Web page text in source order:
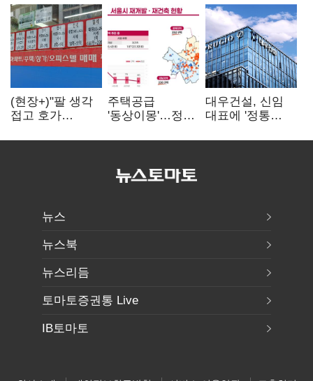
(현장+)"팔 생각
접고 호가
똘똘한 한 채'
주택공급
'동상이몽'…정부
없으면 '공수표'
대우건설, 신임
대표에 '정통
부사장 내정
뉴스
뉴스북
뉴스리듬
토마토증권통 Live
IB토마토